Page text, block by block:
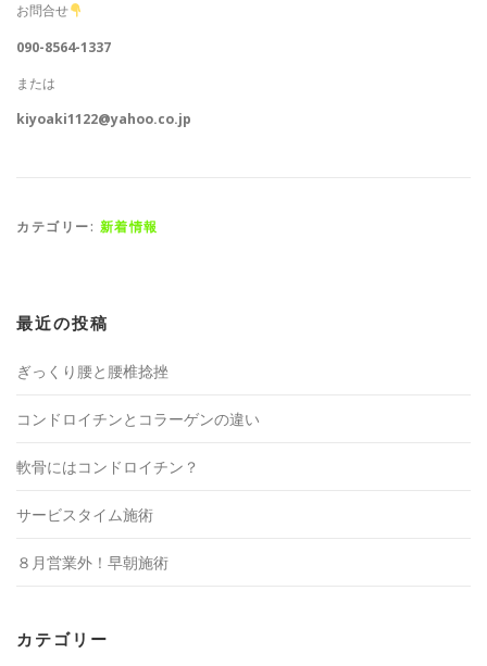
お問合せ
090-8564-1337
または
kiyoaki1122@yahoo.co.jp
カテゴリー: 新着情報
最近の投稿
ぎっくり腰と腰椎捻挫
コンドロイチンとコラーゲンの違い
軟骨にはコンドロイチン？
サービスタイム施術
８月営業外！早朝施術
カテゴリー